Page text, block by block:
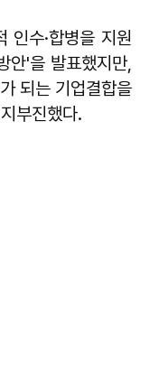
인수·합병을 지원
안'을 발표했지만,
되는 기업결합을
부진했다.